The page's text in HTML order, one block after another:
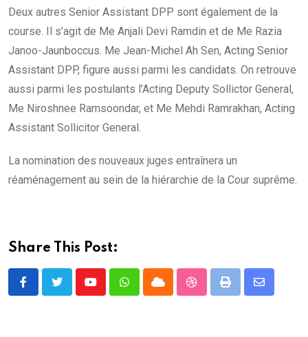
Deux autres Senior Assistant DPP sont également de la
course. Il s’agit de Me Anjali Devi Ramdin et de Me Razia
Janoo-Jaunboccus. Me Jean-Michel Ah Sen, Acting Senior
Assistant DPP, figure aussi parmi les candidats. On retrouve
aussi parmi les postulants l’Acting Deputy Sollictor General,
Me Niroshnee Ramsoondar, et Me Mehdi Ramrakhan, Acting
Assistant Sollicitor General.
La nomination des nouveaux juges entraînera un
réaménagement au sein de la hiérarchie de la Cour suprême.
Share This Post:
YoutubeWhatsappCloud StumbleUpon
Print
Share